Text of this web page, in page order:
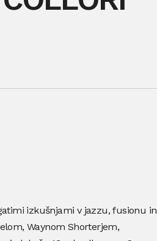
izkušnjami v jazzu, fusionu in
Waynom Shorterjem,